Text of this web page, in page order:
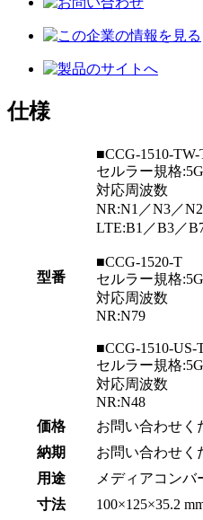
仕様
型番
■CCG-1510-TW-
セルラー規格
対応周波数
NR:N1／N3／
LTE:B1／B3／
■CCG-1520-T
セルラー規格
対応周波数
NR:N79
■CCG-1510-US-
セルラー規格
対応周波数
NR:N48
価格
お問い合わせく
納期
お問い合わせく
用途
メディアコン
寸法
100×125×35.2